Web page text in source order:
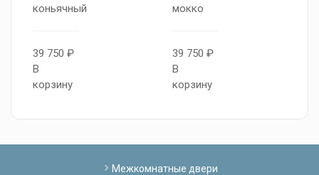
коньячный
39 750 ₽
В
корзину
мокко
39 750 ₽
В
корзину
Межкомнатные двери